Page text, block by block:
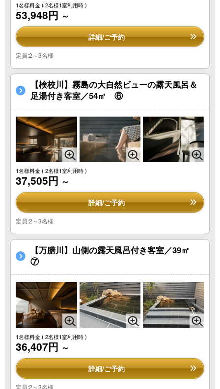
1名様料金( 2名様1室利用時 )
53,948円 ～
詳細/ご予約
定員:2～3名様
【検校川】霧島の大自然ビューの露天風呂＆
足湯付き客室／54㎡ ⑥
1名様料金( 2名様1室利用時 )
37,505円 ～
詳細/ご予約
定員:2～3名様
【万膳川】山側の露天風呂付き客室／39㎡
⑦
1名様料金( 2名様1室利用時 )
36,407円 ～
詳細/ご予約
定員:2～3名様